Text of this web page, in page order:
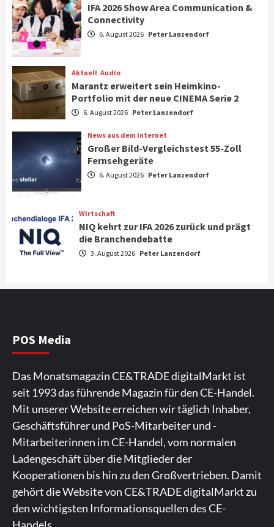
1
Aktuell
Steigende Hardware-Preise: Mehr als ein
Drittel der Gamer verschiebt Käufe
2
Phone/Pad Top Story
IFA 2026 Show Area Communication &
Connectivity
Aktuell Audio
Marantz erweitert sein Heimkino-
Portfolio mit der neue CINEMA Serie 2
News aus dem Internet
Großer Bild-Vergleichstest 55-Zoll
Fernsehgeräte
5
6
CHERRY baut Vertriebsteam in
strategisch wichtigen Märkten aus
7
Smart Living Top Story
Verbraucher setzen immer mehr auf
Klimageräte und Ventilatoren
IFA 2026 Show Area Communication &
Connectivity
6. August 2026 Peter Lanzendorf
Aktuell Audio
Marantz erweitert sein Heimkino-
Portfolio mit der neue CINEMA Serie 2
6. August 2026 Peter Lanzendorf
News aus dem Internet
Großer Bild-Vergleichstest 55-Zoll
Fernsehgeräte
6. August 2026 Peter Lanzendorf
Wirtschaft
NIQ kehrt zur IFA 2026 zurück und prägt
die Branchendebatte
3. August 2026 Peter Lanzendorf
POS Media
Das Monatsmagazin CE&TRADE digitalMarkt ist
seit 1993 das führende Magazin für den CE-Handel.
Mit unserer Website erreichen wir täglich Inhaber,
Geschäftsführer und PoS-Mitarbeiter und -
Mitarbeiterinnen im CE-Handel, vom normalen
Ladengeschäft über die Mitglieder der
Kooperationen bis hin zu den Großvertrieben. Damit
gehört die Website von CE&TRADE digitalMarkt zu
den wichtigsten Informationsquellen des CE-